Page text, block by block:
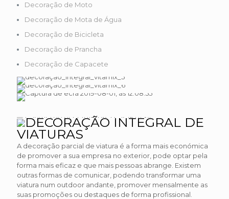
Decoração de Moto
Decoração de Mota de Água
Decoração de Bicicleta
Decoração de Prancha
Decoração de Capacete
DECORAÇÃO INTEGRAL DE
VIATURAS
A decoração parcial de viatura é a forma mais económica
de promover a sua empresa no exterior, pode optar pela
forma mais eficaz e que mais pessoas abrange. Existem
outras formas de comunicar, podendo transformar uma
viatura num outdoor andante, promover mensalmente as
suas promoções ou destaques de forma profissional.